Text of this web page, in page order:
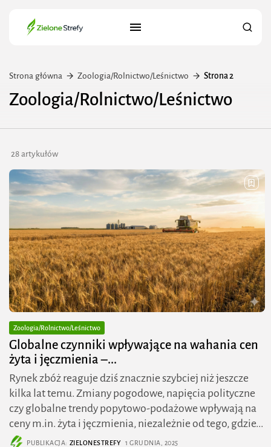
Strona główna Zoologia/Rolnictwo/Leśnictwo Strona 2
Zoologia/Rolnictwo/Leśnictwo
28 artykułów
Zoologia/Rolnictwo/Leśnictwo
Globalne czynniki wpływające na wahania cen
żyta i jęczmienia –...
Rynek zbóż reaguje dziś znacznie szybciej niż jeszcze
kilka lat temu. Zmiany pogodowe, napięcia polityczne
czy globalne trendy popytowo-podażowe wpływają na
ceny m.in. żyta i jęczmienia, niezależnie od tego, gdzie...
PUBLIKACJA: ZIELONESTREFY 1 GRUDNIA, 2025